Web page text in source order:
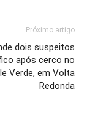
Próximo artigo
dois suspeitos
após cerco no
Verde, em Volta
Redonda